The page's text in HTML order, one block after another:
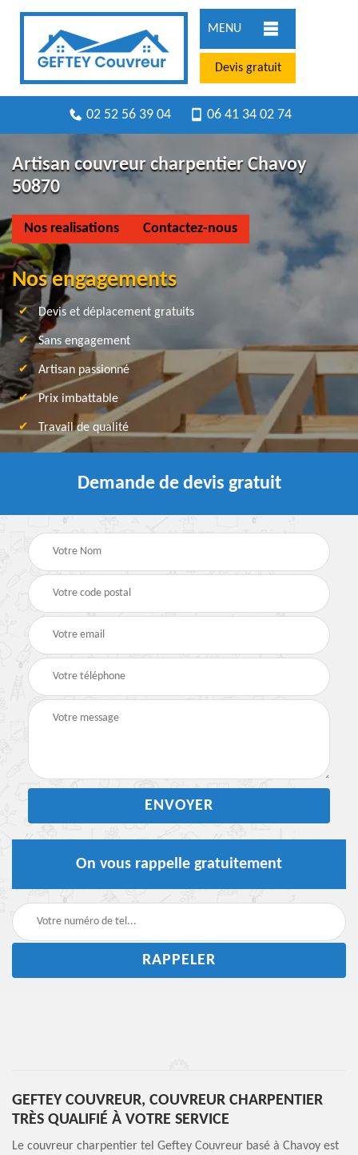
MENU
Devis gratuit
02 52 56 39 04 06 41 34 02 74
Artisan couvreur charpentier Chavoy
50870
Nos realisations Contactez-nous
Nos engagements
Devis et déplacement gratuits
Sans engagement
Artisan passionné
Prix imbattable
Travail de qualité
Demande de devis gratuit
On vous rappelle gratuitement
GEFTEY COUVREUR, COUVREUR CHARPENTIER
TRÈS QUALIFIÉ À VOTRE SERVICE
Le couvreur charpentier tel Geftey Couvreur basé à Chavoy est